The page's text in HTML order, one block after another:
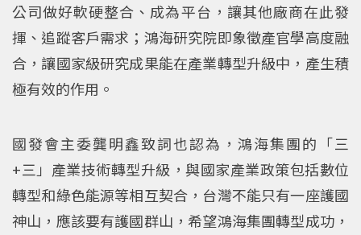
公司做好軟硬整合、成為平台，讓其他廠商在此發
揮、追蹤客戶需求；鴻海研究院即象徵產官學高度融
合，讓國家級研究成果能在產業轉型升級中，產生積
極有效的作用。
國發會主委龔明鑫致詞也認為，鴻海集團的「三
+三」產業技術轉型升級，與國家產業政策包括數位
轉型和綠色能源等相互契合，台灣不能只有一座護國
神山，應該要有護國群山，希望鴻海集團轉型成功，